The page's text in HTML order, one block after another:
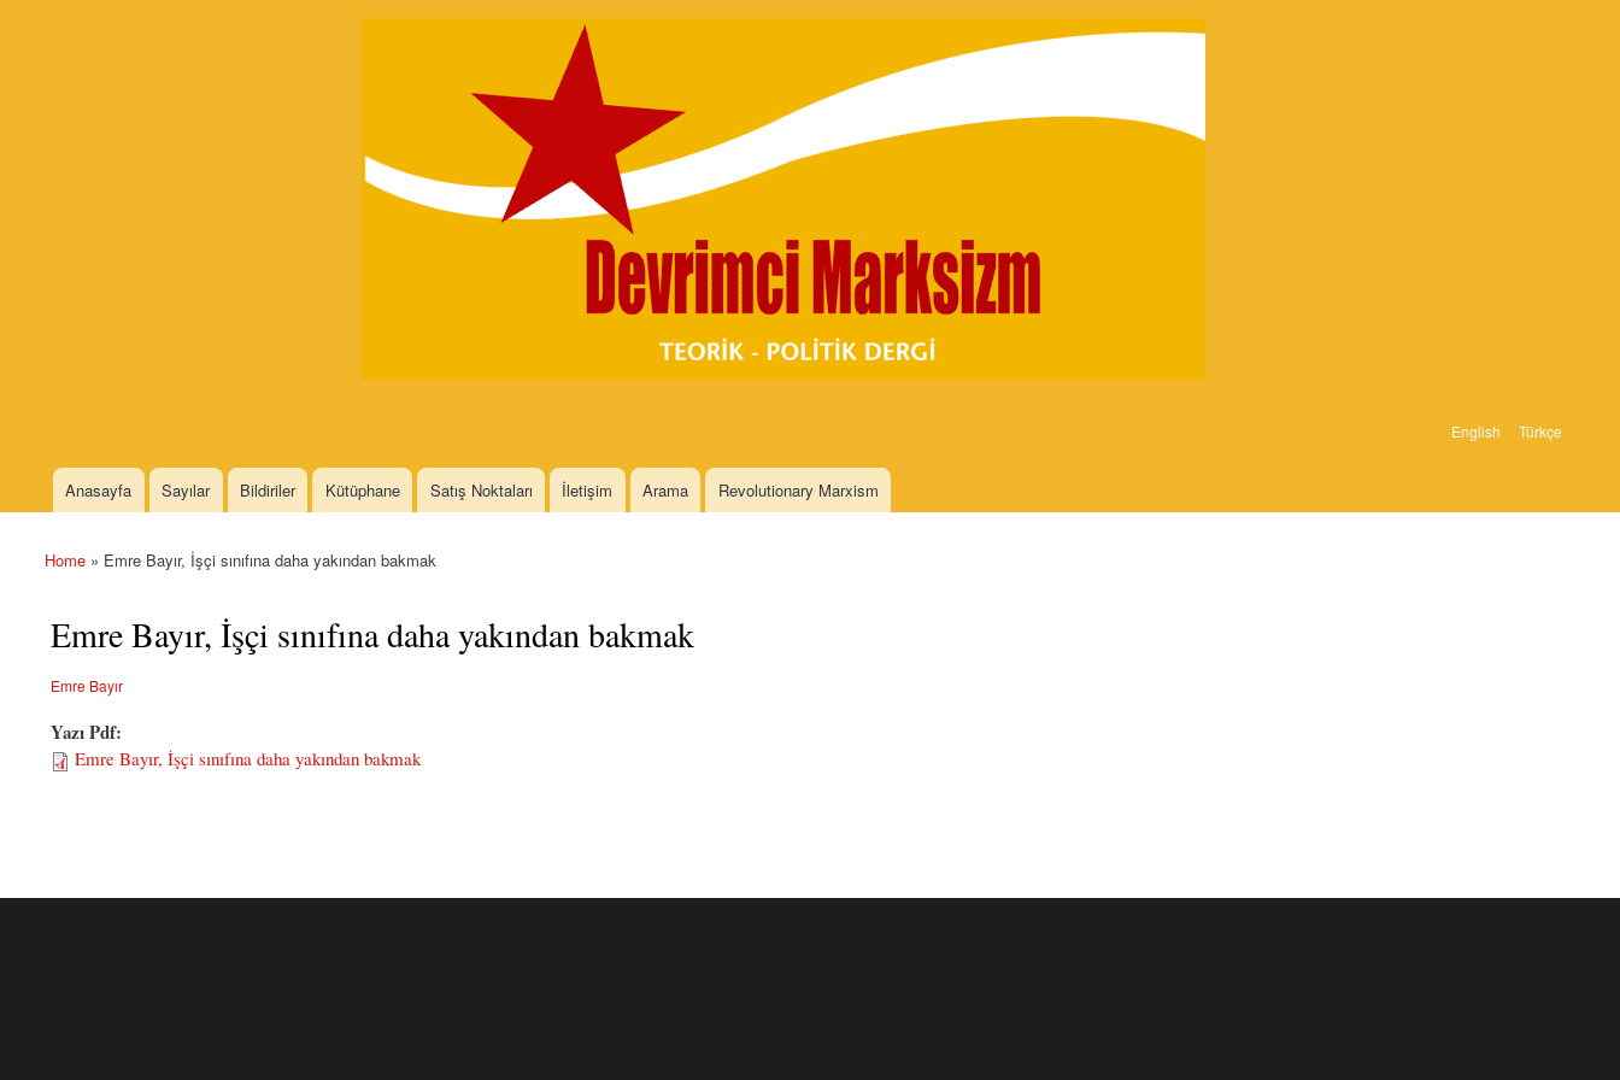
Skip to
English Türkçe
Main menu
Anasayfa Sayılar Bildiriler Kütüphane Satış Noktaları İletişim Arama Revolutionary Marxism
You are here
Home » Emre Bayır, İşçi sınıfına daha yakından bakmak
Emre Bayır, İşçi sınıfına daha yakından bakmak
Emre Bayır
Yazı Pdf:
Emre Bayır, İşçi sınıfına daha yakından bakmak